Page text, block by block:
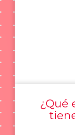
¿Qué